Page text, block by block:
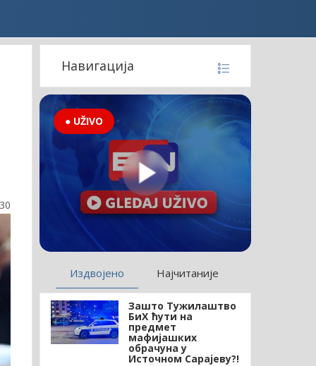
Навигација
● UŽIVO
Издвојено Најчитаније
Зашто Тужилаштво
БиХ ћути на
предмет
мафијашких
обрачуна у
Источном Сарајеву?!